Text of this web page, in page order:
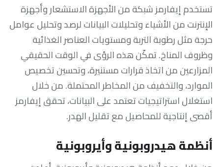
تستخدم إيفارمز شبكة من الأجهزة الاستشعار وأجهزة
الإنترنت من الأشياء وتحليلات البيانات لرصد وتحليل عوامل
حرجة مثل رطوبة التربة ومستويات العناصر الغذائية
وظروف المناخ. تمكّن هذه الرؤى في الوقت الحقيقي
المزارعين من اتخاذ قرارات مستنيرة، وتحسين تخصيص
الموارد، والتخفيف من المخاطر المحتملة. من خلال
استغلال استراتيجيات تعتمد على البيانات، تحقق إيفارمز
أقصى إنتاجية للمحاصيل مع تقليل الهدر.
أنظمة هيدروبونية وأيروبونية